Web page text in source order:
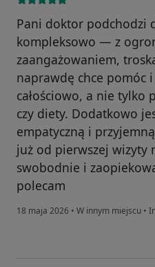
Pani doktor podchodzi
kompleksowo — z
zaangażowaniem,
naprawdę chce pomóc
całościowo, a nie tylko
czy diety. Dodatkowo
empatyczną i
już od pierwszej wizyty
swobodnie i
polecam
18 maja 2026 • W innym miejscu •